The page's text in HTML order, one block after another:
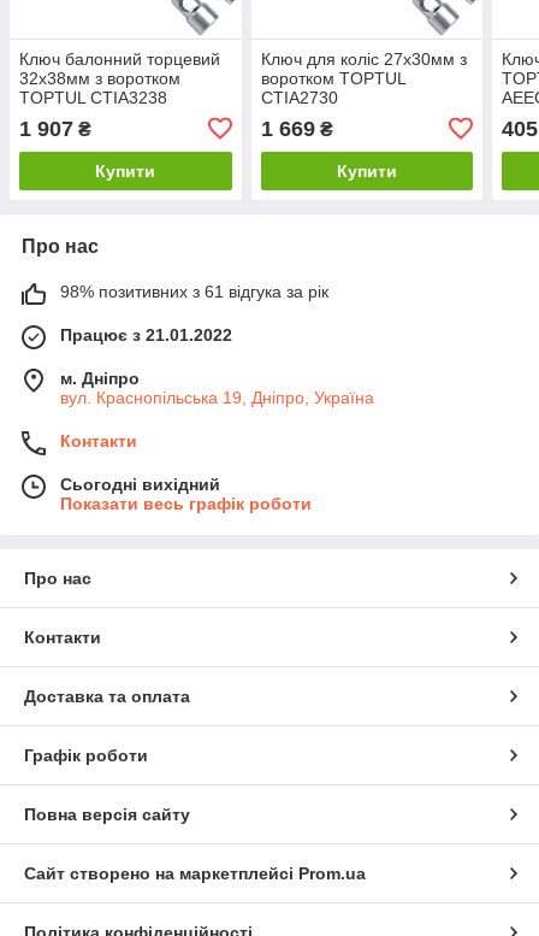
Ключ балонний торцевий
32х38мм з воротком
TOPTUL CTIA3238
1 907 ₴
Купити
Ключ для коліс 27х30мм з
воротком TOPTUL
CTIA2730
1 669₴
Купити
405
Про нас
98% позитивних з 61 відгука за рік
Працює з 21.01.2022
м. Дніпро
вул. Краснопільська 19, Дніпро, Україна
Контакти
Сьогодні вихідний
Показати весь графік роботи
Про нас
Контакти
Доставка та оплата
Графік роботи
Повна версія сайту
Сайт створено на маркетплейсі Prom.ua